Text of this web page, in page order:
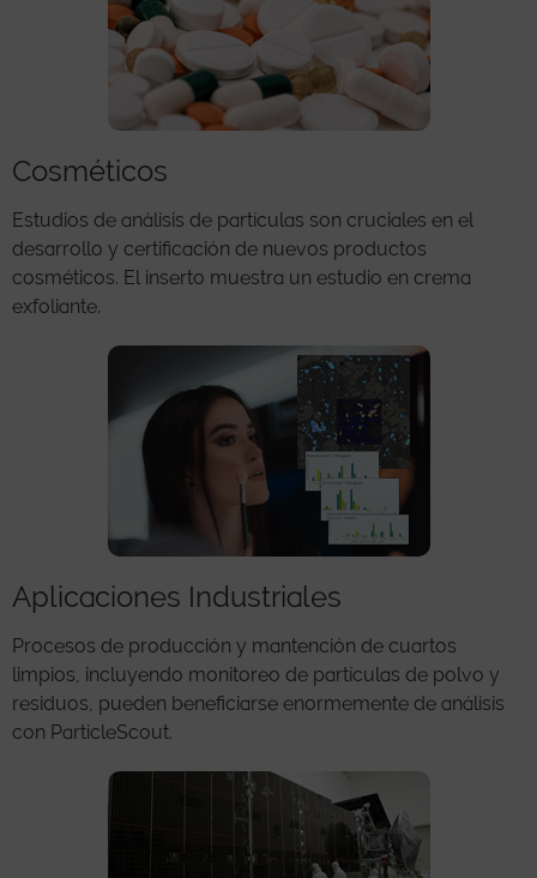
Cosméticos
Estudios de análisis de partículas son cruciales en el
desarrollo y certificación de nuevos productos
cosméticos. El inserto muestra un estudio en crema
exfoliante.
Aplicaciones Industriales
Procesos de producción y mantención de cuartos
limpios, incluyendo monitoreo de partículas de polvo y
residuos, pueden beneficiarse enormemente de análisis
con ParticleScout.